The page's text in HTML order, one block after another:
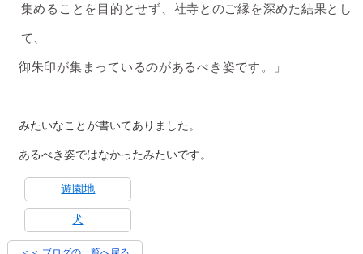
集めることを目的とせず、社寺とのご縁を深めた結果とし
て、
御朱印が集まっているのがあるべき姿です。」
みたいなことが書いてありました。
あるべき姿ではなかったみたいです。
遊園地
犬